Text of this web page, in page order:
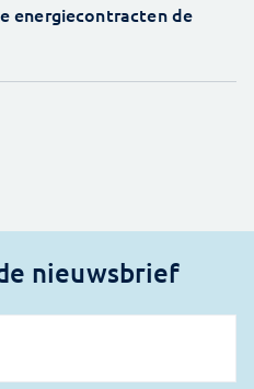
energiecontracten de
nieuwsbrief